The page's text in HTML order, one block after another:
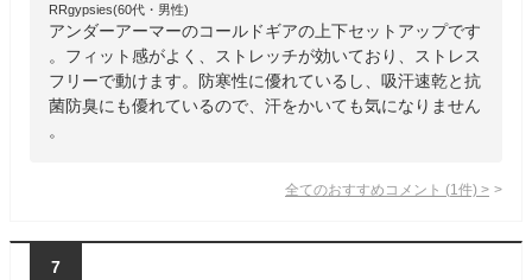
RRgypsies(60代・男性)
アンダーアーマーのコールドギアの上下セットアップです
。フィット感がよく、ストレッチが効いており、ストレス
フリーで動けます。防寒性に優れているし、吸汗速乾と抗
菌防臭にも優れているので、汗をかいても気になりません
。
全てのおすすめコメント (1 件) >
7